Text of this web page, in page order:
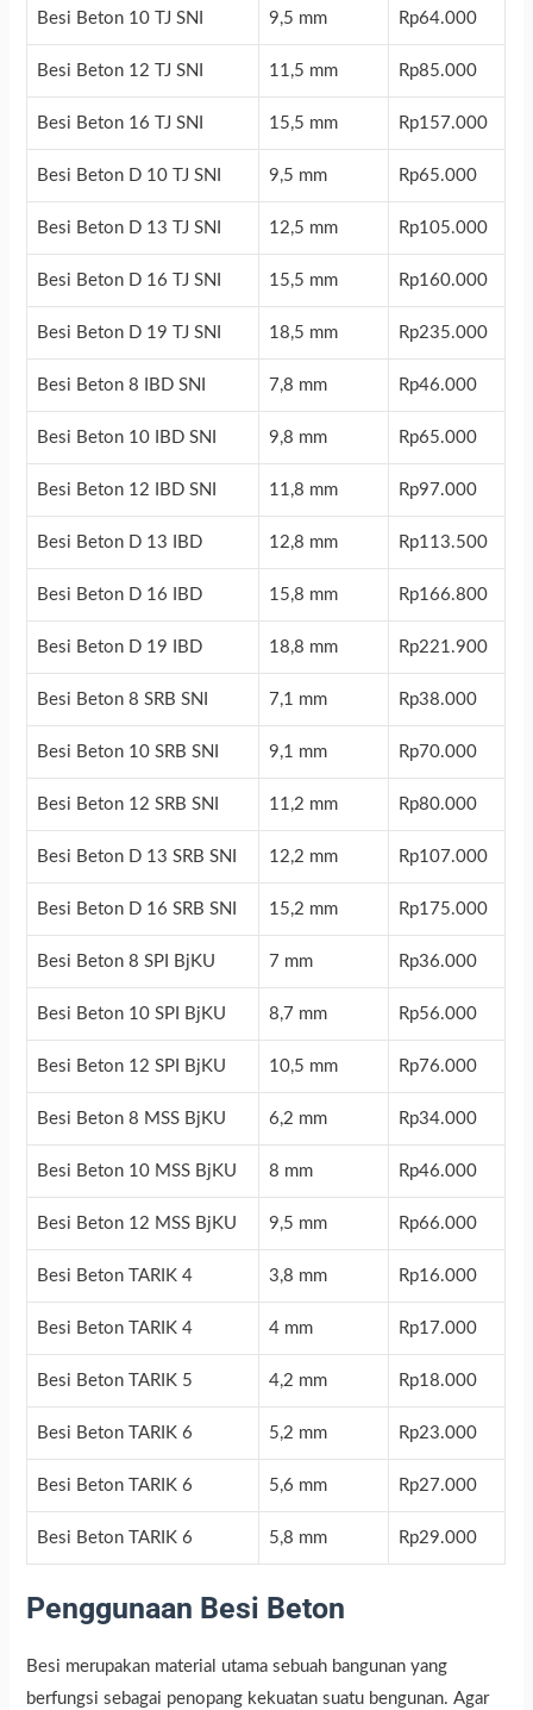
Besi Beton 10 TJ SNI 9,5 mm Rp64.000
Besi Beton 12 TJ SNI 11,5 mm Rp85.000
Besi Beton 16 TJ SNI 15,5 mm Rp157.000
Besi Beton D 10 TJ SNI 9,5 mm Rp65.000
Besi Beton D 13 TJ SNI 12,5 mm Rp105.000
Besi Beton D 16 TJ SNI 15,5 mm Rp160.000
Besi Beton D 19 TJ SNI 18,5 mm Rp235.000
Besi Beton 8 IBD SNI 7,8 mm Rp46.000
Besi Beton 10 IBD SNI 9,8 mm Rp65.000
Besi Beton 12 IBD SNI 11,8 mm Rp97.000
Besi Beton D 13 IBD 12,8 mm Rp113.500
Besi Beton D 16 IBD 15,8 mm Rp166.800
Besi Beton D 19 IBD 18,8 mm Rp221.900
Besi Beton 8 SRB SNI 7,1 mm Rp38.000
Besi Beton 10 SRB SNI 9,1 mm Rp70.000
Besi Beton 12 SRB SNI 11,2 mm Rp80.000
Besi Beton D 13 SRB SNI 12,2 mm Rp107.000
Besi Beton D 16 SRB SNI 15,2 mm Rp175.000
Besi Beton 8 SPI BjKU 7 mm Rp36.000
Besi Beton 10 SPI BjKU 8,7 mm Rp56.000
Besi Beton 12 SPI BjKU 10,5 mm Rp76.000
Besi Beton 8 MSS BjKU 6,2 mm Rp34.000
Besi Beton 10 MSS BjKU 8 mm Rp46.000
Besi Beton 12 MSS BjKU 9,5 mm Rp66.000
Besi Beton TARIK 4 3,8 mm Rp16.000
Besi Beton TARIK 4 4 mm Rp17.000
Besi Beton TARIK 5 4,2 mm Rp18.000
Besi Beton TARIK 6 5,2 mm Rp23.000
Besi Beton TARIK 6 5,6 mm Rp27.000
Besi Beton TARIK 6 5,8 mm Rp29.000
Penggunaan Besi Beton
Besi merupakan material utama sebuah bangunan yang
berfungsi sebagai penopang kekuatan suatu bengunan. Agar